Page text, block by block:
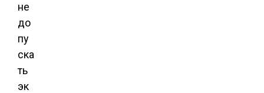
не
до
пу
ска
ть
эк